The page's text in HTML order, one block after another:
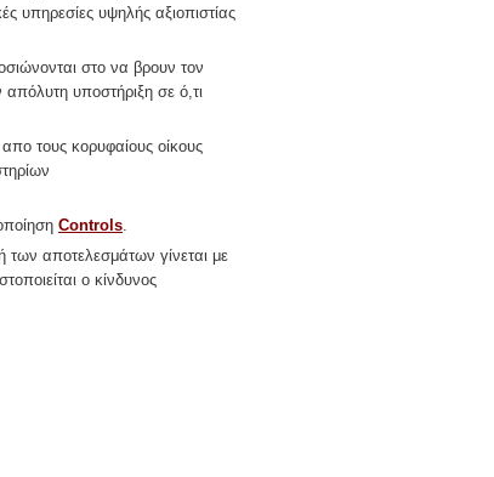
υπηρεσίες υψηλής αξιοπιστίας
στο να βρουν τον
υποστήριξη σε ό,τι
τους κορυφαίους οίκους
Controls.
αποτελεσμάτων γίνεται με
ο κίνδυνος